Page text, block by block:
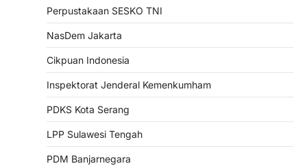
Perpustakaan SESKO TNI
NasDem Jakarta
Cikpuan Indonesia
Inspektorat Jenderal Kemenkumham
PDKS Kota Serang
LPP Sulawesi Tengah
PDM Banjarnegara